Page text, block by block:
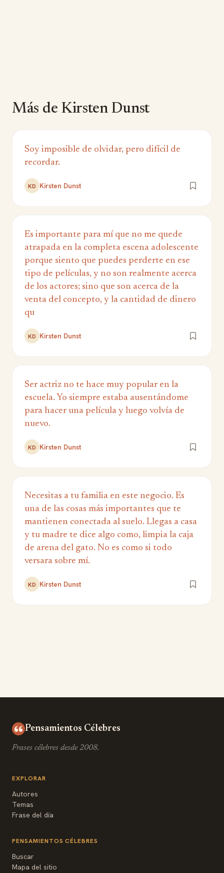
Más de Kirsten Dunst
Soy imposible de olvidar, pero difícil de
recordar.
KD Kirsten Dunst
Es importante para mí que no me quede
atrapada en la completa escena adolescente
porque siento que puedes perderte en ese
tipo de películas, y no son realmente acerca
de los actores; sino que son acerca de la
venta del concepto, y la cantidad de dinero
qu
KD Kirsten Dunst
Ser actriz no te hace muy popular en la
escuela. Yo siempre estaba ausentándome
para hacer una película y luego volvía de
nuevo.
KD Kirsten Dunst
Necesitas a tu familia en este negocio. Es
una de las cosas más importantes que te
mantienen conectada al suelo. Llegas a casa
y tu madre te dice algo como, limpia la caja
de arena del gato. No es como si todo
versara sobre mí.
KD Kirsten Dunst
Pensamientos Célebres
Frases célebres desde 2008.
EXPLORAR
Autores
Temas
Frase del día
PENSAMIENTOS CÉLEBRES
Buscar
Mapa del sitio